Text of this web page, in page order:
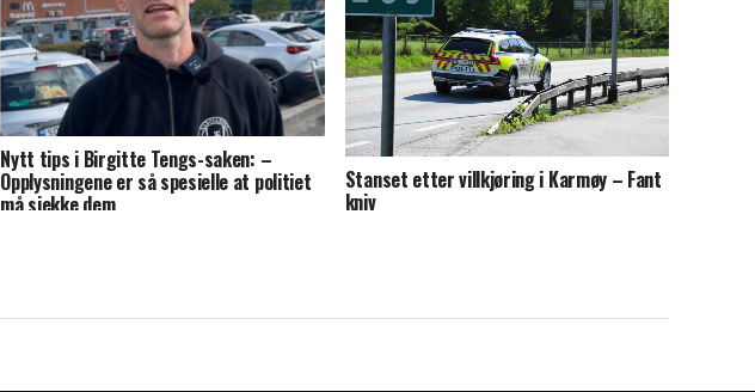
Nytt tips i Birgitte Tengs-saken: –
Opplysningene er så spesielle at politiet
må sjekke dem
Stanset etter villkjøring i Karmøy – Fant
kniv